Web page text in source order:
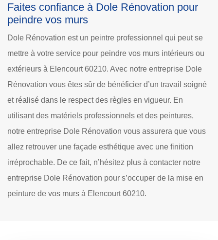
Faites confiance à Dole Rénovation pour
peindre vos murs
Dole Rénovation est un peintre professionnel qui peut se
mettre à votre service pour peindre vos murs intérieurs ou
extérieurs à Elencourt 60210. Avec notre entreprise Dole
Rénovation vous êtes sûr de bénéficier d’un travail soigné
et réalisé dans le respect des règles en vigueur. En
utilisant des matériels professionnels et des peintures,
notre entreprise Dole Rénovation vous assurera que vous
allez retrouver une façade esthétique avec une finition
irréprochable. De ce fait, n’hésitez plus à contacter notre
entreprise Dole Rénovation pour s’occuper de la mise en
peinture de vos murs à Elencourt 60210.